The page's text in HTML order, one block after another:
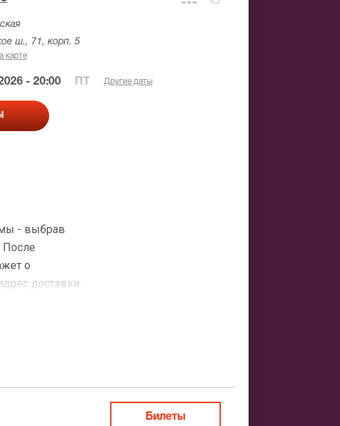
ш., 71, корп. 5
карте
- 20:00 Другие даты
- выбрав
После
о
доставки.
заказ
Билеты